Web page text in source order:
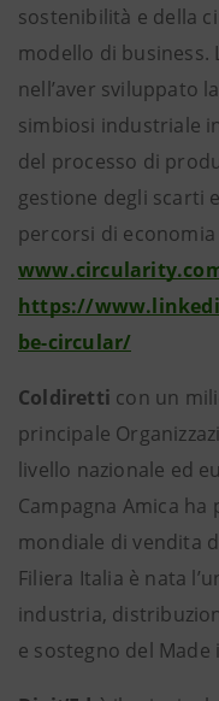
sostenibilità e della
modello di business.
nell’aver sviluppato
simbiosi industriale
del processo di
gestione degli scarti
percorsi di
https://
be-circular/
Coldiretti con un
principale
livello nazionale ed
Campagna Amica
mondiale di vendita
Filiera Italia è nata
industria,
e sostegno del